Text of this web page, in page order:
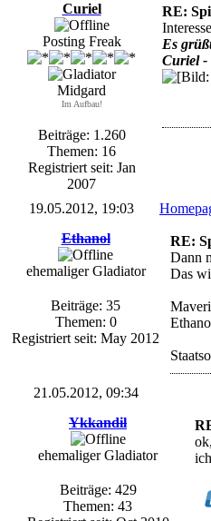
Curiel
Posting Freak
Midgard
Im Aufbau!
Beiträge: 1.260
Themen: 16
Registriert seit: Jan
2007
RE:
Es
Curiel -
19.05.2012, 19:03
Ethanol
ehemaliger Gladiator
Beiträge: 35
Themen: 0
Registriert seit: May 2012
RE:
Dann
Das
21.05.2012, 09:34
Ykkandil
ehemaliger Gladiator
Beiträge: 429
Themen: 43